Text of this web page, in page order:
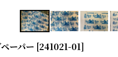
ーパー [241021-01]